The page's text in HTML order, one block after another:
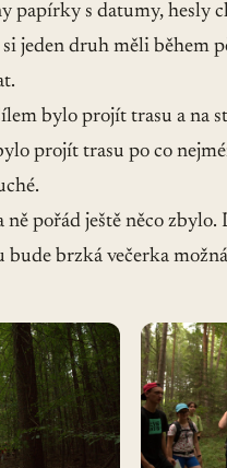
papírky s datumy, hesly
jeden druh měli během
bylo projít trasu a na
projít trasu po co
pořád ještě něco zbylo.
bude brzká večerka